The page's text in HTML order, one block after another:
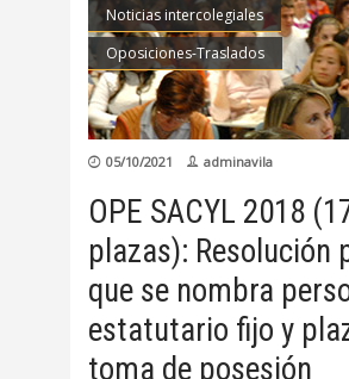
Noticias intercolegiales
Oposiciones-Traslados
05/10/2021 adminavila
OPE SACYL 2018
plazas): Resolución
que se nombra
estatutario fijo y
toma de posesión